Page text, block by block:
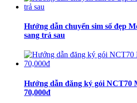
Hướng dẫn chuyển sim số đẹp
sang trả sau
Hướng dẫn đăng ký gói NCT70
70,000đ